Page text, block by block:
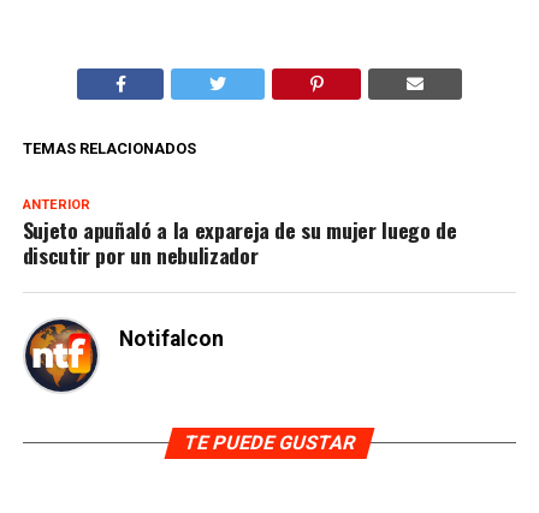
TEMAS RELACIONADOS
ANTERIOR
Sujeto apuñaló a la expareja de su mujer luego de
discutir por un nebulizador
Notifalcon
TE PUEDE GUSTAR